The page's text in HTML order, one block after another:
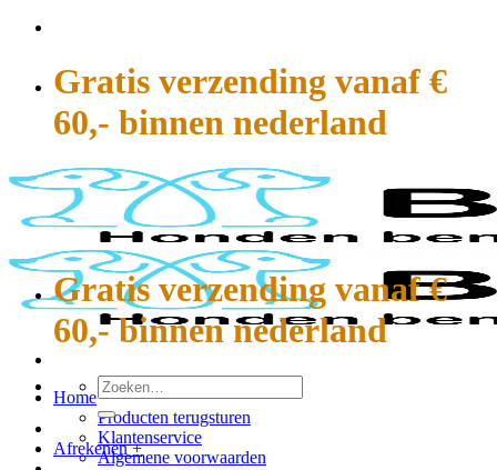
Gratis verzending vanaf €
60,- binnen nederland
Home
Producten terugsturen
Klantenservice
Algemene voorwaarden
Gratis verzending vanaf €
60,- binnen nederland
Zoeken
naar:
Afrekenen +